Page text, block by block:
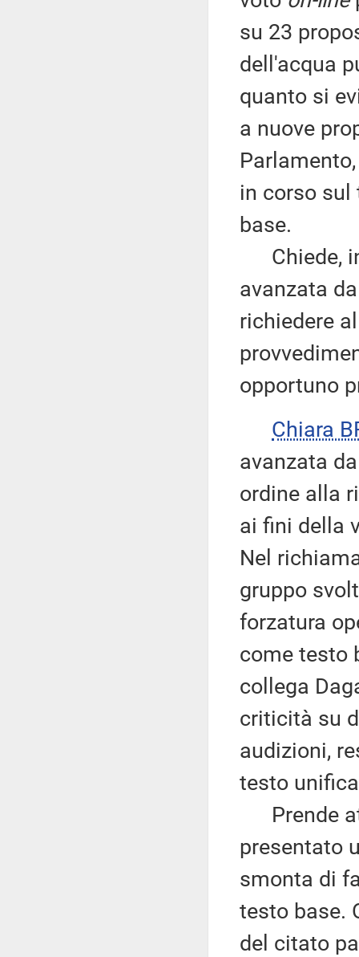
su 23
dell'acqua
quanto si
a nuove
in corso
base.
Chiede,
avanzata
richiedere
opportuno
Chiara
avanzata
ordine alla
ai fini della
Nel
gruppo
forzatura
come testo
collega
criticità su
audizioni,
testo
Prende
presentato
smonta di
testo base.
del citato